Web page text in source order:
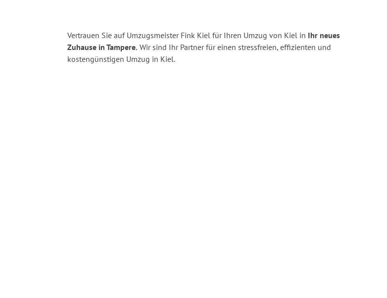
Vertrauen Sie auf Umzugsmeister Fink Kiel für Ihren Umzug von Kiel in Ihr neues
Zuhause in Tampere. Wir sind Ihr Partner für einen stressfreien, effizienten und
kostengünstigen Umzug in Kiel.